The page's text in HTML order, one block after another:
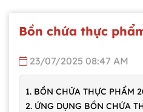
Bồn chứa thực
23/07/2025 08:47 AM
1. BỒN CHỨA THỰC PHẨM
2. ỨNG DỤNG BỒN CHỨA